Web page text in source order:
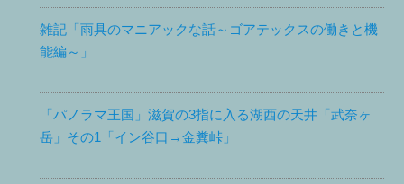
雑記「雨具のマニアックな話～ゴアテックスの働きと機
能編～」
「パノラマ王国」滋賀の3指に入る湖西の天井「武奈ヶ
岳」その1「イン谷口→金糞峠」